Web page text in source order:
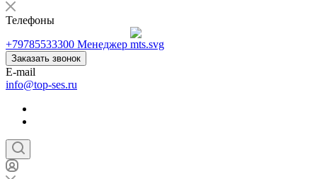
Телефоны
+79785533300 Менеджер
Заказать звонок
E-mail
info@top-ses.ru